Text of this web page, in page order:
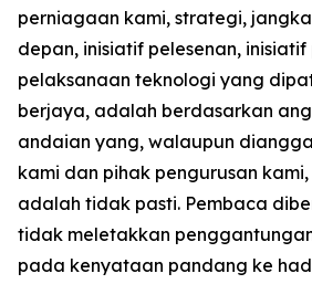
perniagaan kami, strategi,
depan, inisiatif pelesenan,
pelaksanaan teknologi yang
berjaya, adalah berdasarkan
andaian yang, walaupun
kami dan pihak pengurusan
adalah tidak pasti. Pembaca
tidak meletakkan
pada kenyataan pandang ke